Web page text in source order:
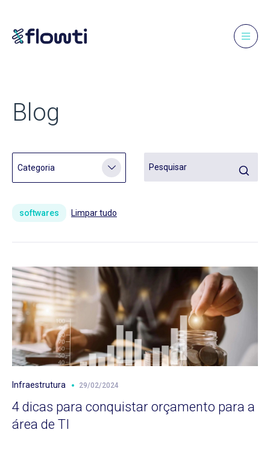
Blog
softwares Limpar tudo
Infraestrutura 29/02/2024
4 dicas para conquistar orçamento para a
área de TI